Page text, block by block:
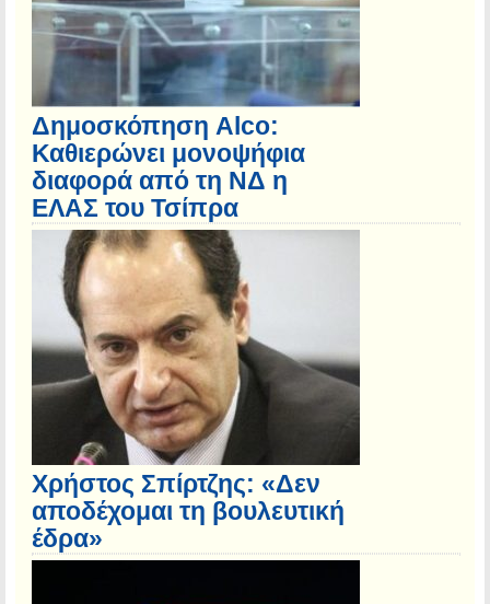
Δημοσκόπηση Alco:
Καθιερώνει μονοψήφια
διαφορά από τη ΝΔ η
ΕΛΑΣ του Τσίπρα
Χρήστος Σπίρτζης: «Δεν
αποδέχομαι τη βουλευτική
έδρα»